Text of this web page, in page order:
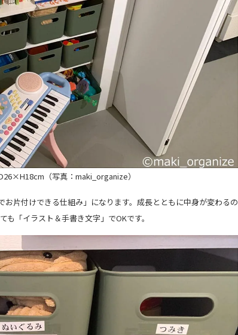
（写真：maki_organize）
片付けできる仕組み」になります。成長とともに中身が変わるの
も「イラスト＆手書き文字」でOKです。